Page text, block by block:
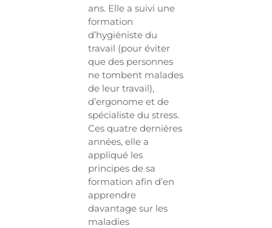
ans. Elle a suivi une
formation
d’hygiéniste du
travail (pour éviter
que des personnes
ne tombent malades
de leur travail),
d’ergonome et de
spécialiste du stress.
Ces quatre dernières
années, elle a
appliqué les
principes de sa
formation afin d’en
apprendre
davantage sur les
maladies